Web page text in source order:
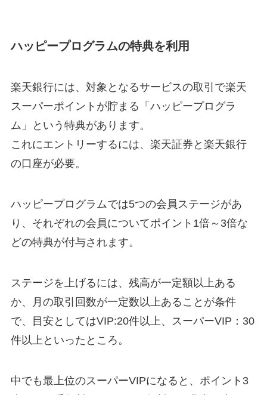
ハッピープログラムの特典を利用
楽天銀行には、対象となるサービスの取引で楽天
スーパーポイントが貯まる「ハッピープログラ
ム」という特典があります。
これにエントリーするには、楽天証券と楽天銀行
の口座が必要。
ハッピープログラムでは5つの会員ステージがあ
り、それぞれの会員についてポイント1倍～3倍な
どの特典が付与されます。
ステージを上げるには、残高が一定額以上ある
か、月の取引回数が一定数以上あることが条件
で、目安としてはVIP:20件以上、スーパーVIP：30
件以上といったところ。
中でも最上位のスーパーVIPになると、ポイント3